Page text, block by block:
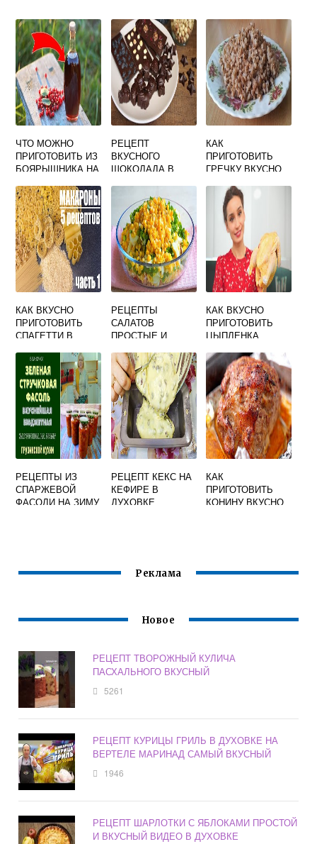
ЧТО МОЖНО
ПРИГОТОВИТЬ ИЗ
БОЯРЫШНИКА НА
ДОМАШНИХ
УСЛОВИЯХ
БЫСТРО И
ВКУСНО
РЕЦЕПТ
ВКУСНОГО
ШОКОЛАДА В
УСЛОВИЯХ
КАК
ПРИГОТОВИТЬ
ГРЕЧКУ ВКУСНО
КАК ВКУСНО
ПРИГОТОВИТЬ
СПАГЕТТИ В
РЕЦЕПТЫ
САЛАТОВ
ПРОСТЫЕ И
ПРАЗДНИЧНОМУ
СТОЛУ
НЕДОРОГИЕ
БЮДЖЕТНЫЕ
КАК ВКУСНО
ПРИГОТОВИТЬ
ЦЫПЛЕНКА
ДУХОВКЕ
РЕЦЕПТЫ ИЗ
СПАРЖЕВОЙ
ФАСОЛИ НА ЗИМУ
РЕЦЕПТ КЕКС НА
КЕФИРЕ В
ДУХОВКЕ
КАК
ПРИГОТОВИТЬ
КОНИНУ ВКУСНО
Реклама
Новое
РЕЦЕПТ ТВОРОЖНЫЙ КУЛИЧА
ПАСХАЛЬНОГО ВКУСНЫЙ
5261
РЕЦЕПТ КУРИЦЫ ГРИЛЬ В ДУХОВКЕ НА
ВЕРТЕЛЕ МАРИНАД САМЫЙ ВКУСНЫЙ
1946
РЕЦЕПТ ШАРЛОТКИ С ЯБЛОКАМИ ПРОСТОЙ
И ВКУСНЫЙ ВИДЕО В ДУХОВКЕ